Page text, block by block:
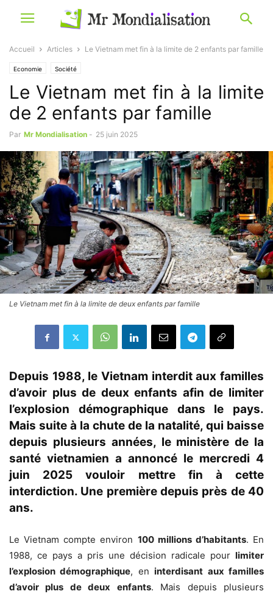
Accueil Articles Le Vietnam met fin à la limite de 2 enfants par famille
Economie Société
Le Vietnam met fin à la limite
de 2 enfants par famille
Par Mr Mondialisation - 25 juin 2025
Le Vietnam met fin à la limite de deux enfants par famille
Depuis 1988, le Vietnam interdit aux familles
d’avoir plus de deux enfants afin de limiter
l’explosion démographique dans le pays.
Mais suite à la chute de la natalité, qui baisse
depuis plusieurs années, le ministère de la
santé vietnamien a annoncé le mercredi 4
juin 2025 vouloir mettre fin à cette
interdiction. Une première depuis près de 40
ans.
Le Vietnam compte environ 100 millions d’habitants. En
1988, ce pays a pris une décision radicale pour limiter
l’explosion démographique, eninterdisant aux familles
d’avoir plus de deux enfants. Mais depuis plusieurs